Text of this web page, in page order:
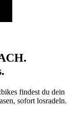
findest du dein
sofort losradeln.